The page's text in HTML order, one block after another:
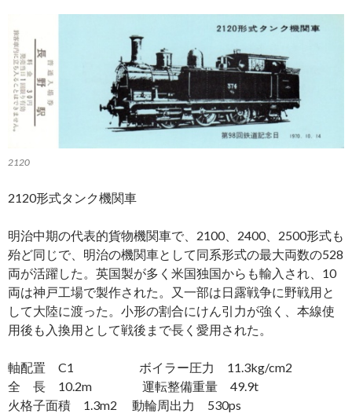
2120
2120形式タンク機関車
明治中期の代表的貨物機関車で、2100、2400、2500形式も
殆ど同じで、明治の機関車として同系形式の最大両数の528
両が活躍した。英国製が多く米国独国からも輸入され、10
両は神戸工場で製作された。又一部は日露戦争に野戦用と
して大陸に渡った。小形の割合にけん引力が強く、本線使
用後も入換用として戦後まで長く愛用された。
軸配置 C1 ボイラー圧力 11.3kg/cm2
全 長 10.2m 運転整備重量 49.9t
火格子面積 1.3m2 動輪周出力 530ps